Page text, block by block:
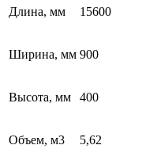
Длина, мм 15600
Ширина, мм 900
Высота, мм 400
Объем, м3 5,62